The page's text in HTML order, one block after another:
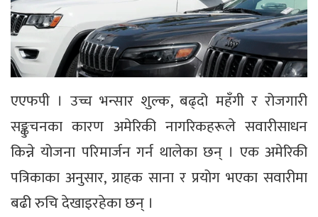
एएफपी । उच्च भन्सार शुल्क, बढ्दो महँगी र रोजगारी
सङ्कुचनका कारण अमेरिकी नागरिकहरूले सवारीसाधन
किन्ने योजना परिमार्जन गर्न थालेका छन् । एक अमेरिकी
पत्रिकाका अनुसार, ग्राहक साना र प्रयोग भएका सवारीमा
बढी रुचि देखाइरहेका छन् ।